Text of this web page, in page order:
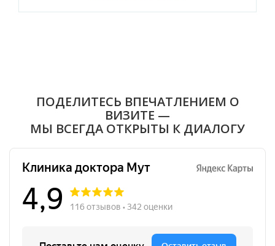
ПОДЕЛИТЕСЬ ВПЕЧАТЛЕНИЕМ О
ВИЗИТЕ —
МЫ ВСЕГДА ОТКРЫТЫ К ДИАЛОГУ